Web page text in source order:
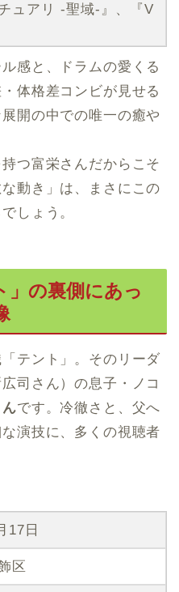
ュアリ -聖域-』、『V
感と、ドラムの愛くる
体格差コンビが見せる
開の中での唯一の癒や
つ富栄さんだからこそ
動き」は、まさにこの
しょう。
」の裏側にあっ
テント」。そのリーダ
司さん）の息子・ノコ
です。冷徹さと、父へ
演技に、多くの視聴者
17日
区